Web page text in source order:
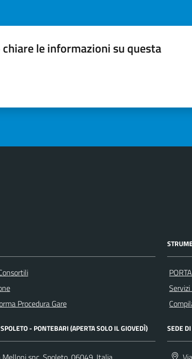
le informazioni su questa
Procedura Gare
- PONTEBARI (APERTA SOLO IL GIOVEDÌ) SEDE